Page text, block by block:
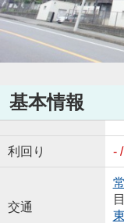
基本情報
利回り -
交通